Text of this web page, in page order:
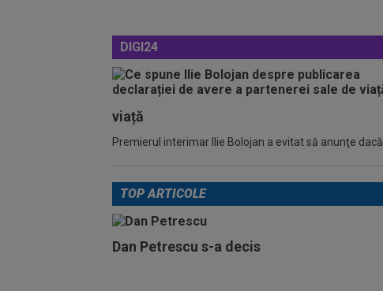
DIGI24
viață
Premierul interimar Ilie Bolojan a evitat să anunţe dacă
TOP ARTICOLE
Dan Petrescu s-a decis